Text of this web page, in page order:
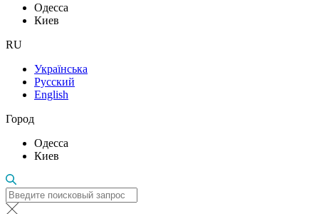
Одесса
Киев
RU
Українська
Русский
English
Город
Одесса
Киев